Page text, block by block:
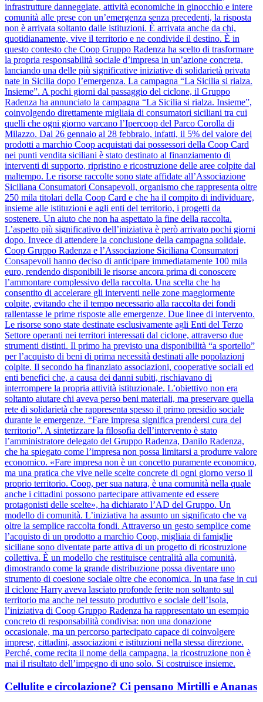
infrastrutture danneggiate, attività economiche in ginocchio e intere
comunità alle prese con un’emergenza senza precedenti, la risposta
non è arrivata soltanto dalle istituzioni. È arrivata anche da chi,
quotidianamente, vive il territorio e ne condivide il destino. È in
questo contesto che Coop Gruppo Radenza ha scelto di trasformare
la propria responsabilità sociale d’impresa in un’azione concreta,
lanciando una delle più significative iniziative di solidarietà privata
nate in Sicilia dopo l’emergenza. La campagna “La Sicilia si rialza.
Insieme”. A pochi giorni dal passaggio del ciclone, il Gruppo
Radenza ha annunciato la campagna “La Sicilia si rialza. Insieme”,
coinvolgendo direttamente migliaia di consumatori siciliani tra cui
quelli che ogni giorno varcano l’Ipercoop del Parco Corolla di
Milazzo. Dal 26 gennaio al 28 febbraio, infatti, il 5% del valore dei
prodotti a marchio Coop acquistati dai possessori della Coop Card
nei punti vendita siciliani è stato destinato al finanziamento di
interventi di supporto, ripristino e ricostruzione delle aree colpite dal
maltempo. Le risorse raccolte sono state affidate all’Associazione
Siciliana Consumatori Consapevoli, organismo che rappresenta oltre
250 mila titolari della Coop Card e che ha il compito di individuare,
insieme alle istituzioni e agli enti del territorio, i progetti da
sostenere. Un aiuto che non ha aspettato la fine della raccolta.
L’aspetto più significativo dell’iniziativa è però arrivato pochi giorni
dopo. Invece di attendere la conclusione della campagna solidale,
Coop Gruppo Radenza e l’Associazione Siciliana Consumatori
Consapevoli hanno deciso di anticipare immediatamente 100 mila
euro, rendendo disponibili le risorse ancora prima di conoscere
l’ammontare complessivo della raccolta. Una scelta che ha
consentito di accelerare gli interventi nelle zone maggiormente
colpite, evitando che il tempo necessario alla raccolta dei fondi
rallentasse le prime risposte alle emergenze. Due linee di intervento.
Le risorse sono state destinate esclusivamente agli Enti del Terzo
Settore operanti nei territori interessati dal ciclone, attraverso due
strumenti distinti. Il primo ha previsto una disponibilità “a sportello”
per l’acquisto di beni di prima necessità destinati alle popolazioni
colpite. Il secondo ha finanziato associazioni, cooperative sociali ed
enti benefici che, a causa dei danni subiti, rischiavano di
interrompere la propria attività istituzionale. L’obiettivo non era
soltanto aiutare chi aveva perso beni materiali, ma preservare quella
rete di solidarietà che rappresenta spesso il primo presidio sociale
durante le emergenze. “Fare impresa significa prendersi cura del
territorio”. A sintetizzare la filosofia dell’intervento è stato
l’amministratore delegato del Gruppo Radenza, Danilo Radenza,
che ha spiegato come l’impresa non possa limitarsi a produrre valore
economico. «Fare impresa non è un concetto puramente economico,
ma una pratica che vive nelle scelte concrete di ogni giorno verso il
proprio territorio. Coop, per sua natura, è una comunità nella quale
anche i cittadini possono partecipare attivamente ed essere
protagonisti delle scelte», ha dichiarato l’AD del Gruppo. Un
modello di comunità. L’iniziativa ha assunto un significato che va
oltre la semplice raccolta fondi. Attraverso un gesto semplice come
l’acquisto di un prodotto a marchio Coop, migliaia di famiglie
siciliane sono diventate parte attiva di un progetto di ricostruzione
collettiva. È un modello che restituisce centralità alla comunità,
dimostrando come la grande distribuzione possa diventare uno
strumento di coesione sociale oltre che economica. In una fase in cui
il ciclone Harry aveva lasciato profonde ferite non soltanto sul
territorio ma anche nel tessuto produttivo e sociale dell’Isola,
l’iniziativa di Coop Gruppo Radenza ha rappresentato un esempio
concreto di responsabilità condivisa: non una donazione
occasionale, ma un percorso partecipato capace di coinvolgere
imprese, cittadini, associazioni e istituzioni nella stessa direzione.
Perché, come recita il nome della campagna, la ricostruzione non è
mai il risultato dell’impegno di uno solo. Si costruisce insieme.
Cellulite e circolazione? Ci pensano Mirtilli e Ananas